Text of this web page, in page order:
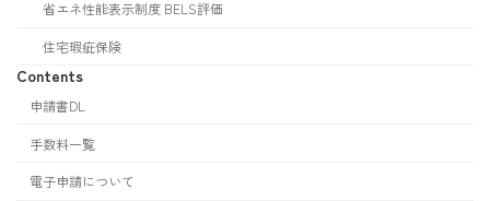
省エネ性能表示制度 BELS評価
住宅瑕疵保険
Contents
申請書DL
手数料一覧
電子申請について